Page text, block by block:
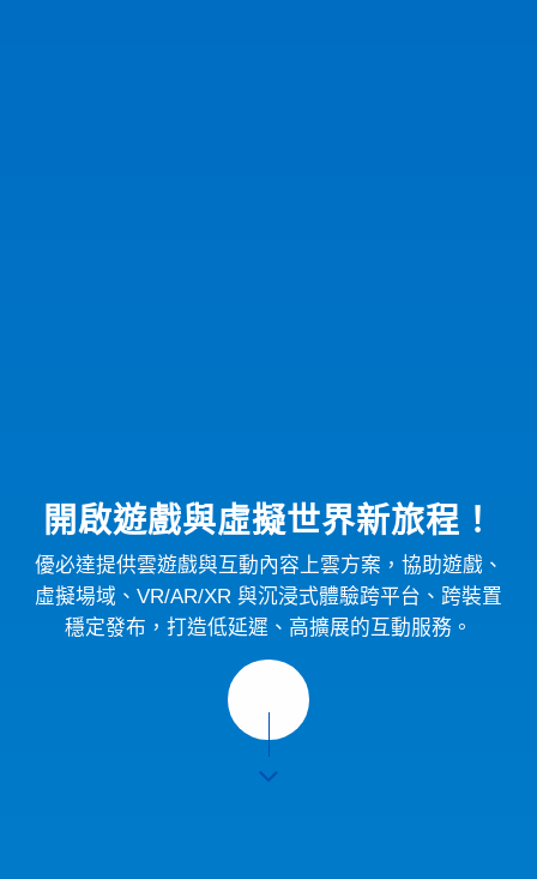
開啟遊戲與虛擬世界新旅程！
優必達提供雲遊戲與互動內容上雲方案，協助遊戲、
虛擬場域、VR/AR/XR 與沉浸式體驗跨平台、跨裝置
穩定發布，打造低延遲、高擴展的互動服務。